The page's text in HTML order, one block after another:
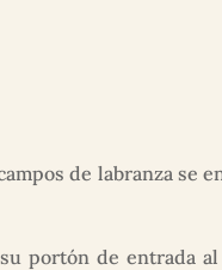
de labranza se
portón de entrada